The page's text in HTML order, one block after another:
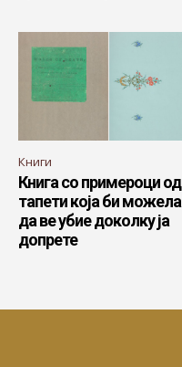
Книги
Книга со примероци од
тапети која би можела
да ве убие доколку ја
допрете